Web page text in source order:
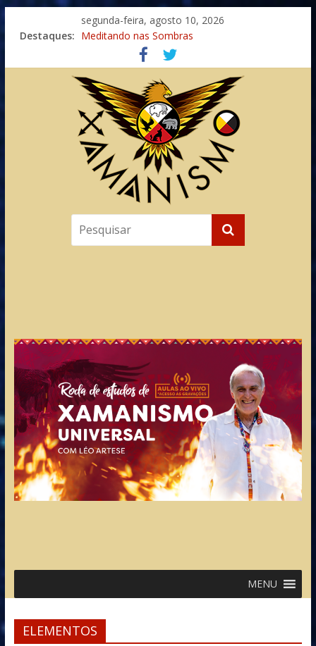
segunda-feira, agosto 10, 2026
Destaques: Imaginação na Cura
Meditando nas Sombras
Autosuficiência: A Jornada do Espírito Ancestral
Xamanismo Universal
Totens – Caminho Espiritual – Crescimento
MENU
ELEMENTOS